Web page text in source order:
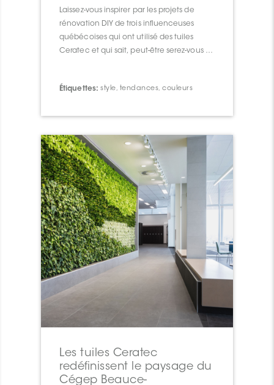
Laissez-vous inspirer par les projets de
rénovation DIY de trois influenceuses
québécoises qui ont utilisé des tuiles
Ceratec et qui sait, peut-être serez-vous le
Étiquettes: style, tendances,couleurs
Les tuiles Ceratec
redéfinissent le paysage du
Cégep Beauce-